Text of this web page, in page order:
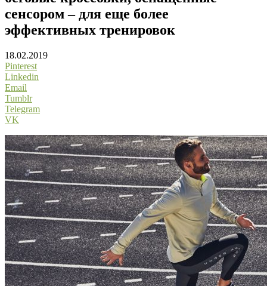
сенсором – для еще более
эффективных тренировок
18.02.2019
Pinterest
Linkedin
Email
Tumblr
Telegram
VK